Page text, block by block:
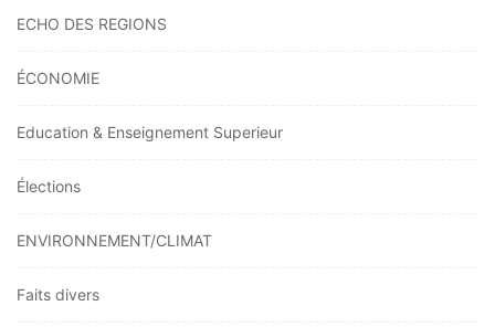
ECHO DES REGIONS
ÉCONOMIE
Education & Enseignement Superieur
Élections
ENVIRONNEMENT/CLIMAT
Faits divers